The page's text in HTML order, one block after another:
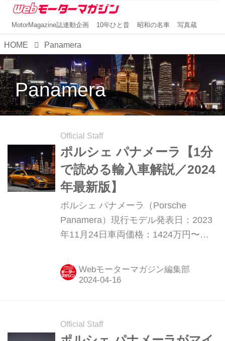
MotorMagazine誌連動企画 10年ひと昔 昭和の名車 写真蔵
HOME Panamera
Panamera
Official Staff
ポルシェ パナメーラ【1分
で読める輸入車解説／2024
年最新版】
ポルシェ パナメーラ（Porsche
Panamera）現行モデル発表日：2023
年11月24日車両価格：1424万円〜
Webモーターマガジン編集部
Official Staff